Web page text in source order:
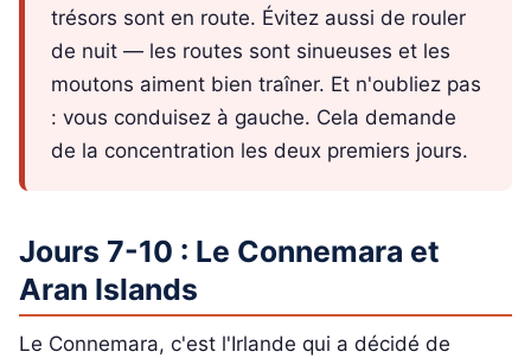
trésors sont en route. Évitez aussi de rouler
de nuit — les routes sont sinueuses et les
moutons aiment bien traîner. Et n'oubliez pas
: vous conduisez à gauche. Cela demande
de la concentration les deux premiers jours.
Jours 7-10 : Le Connemara et
Aran Islands
Le Connemara, c'est l'Irlande qui a décidé de